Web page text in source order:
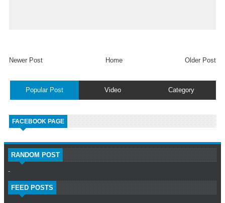
Newer Post Older Post
Home
Popular Post Video Category
FACEBOOK PAGE
RANDOM POST
-
FEED POSTS